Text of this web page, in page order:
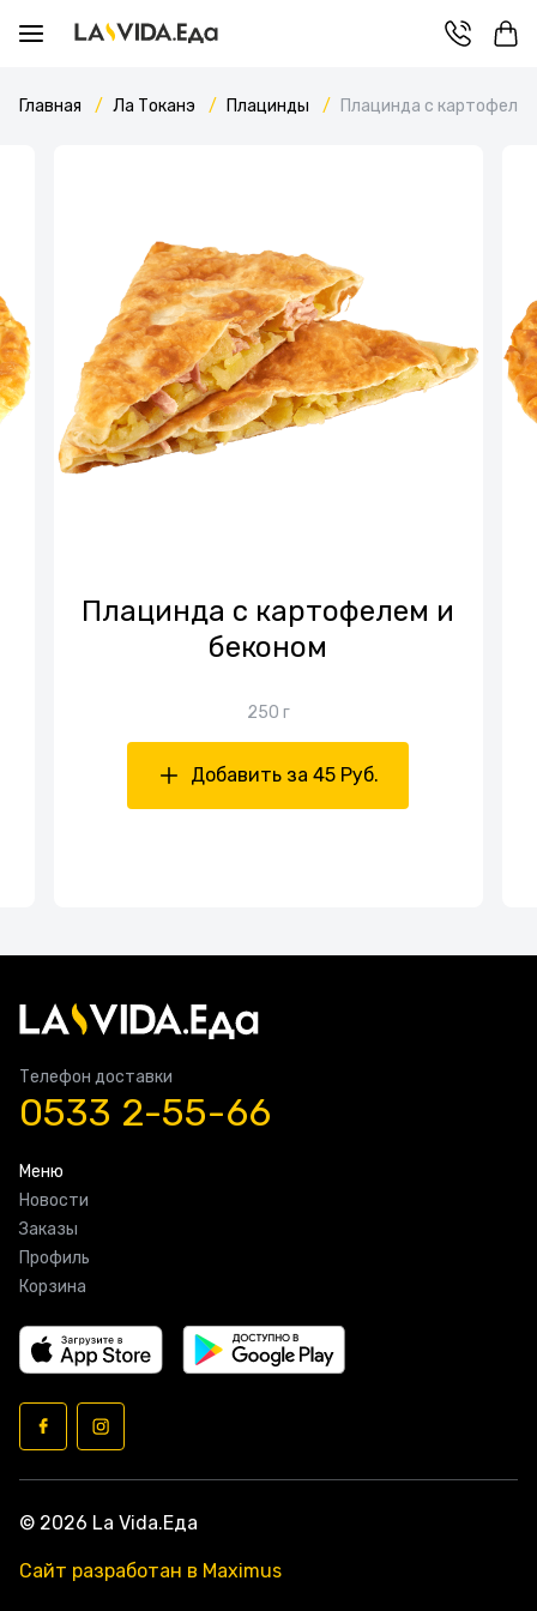
Главная Ла Токанэ Плацинды Плацинда с
Плацинда с картофелем и
беконом
250 г
Добавить за 45 Руб.
Телефон доставки
0533 2-55-66
Меню
Новости
Заказы
Профиль
Корзина
© 2026 La Vida.Еда
Сайт разработан в Maximus